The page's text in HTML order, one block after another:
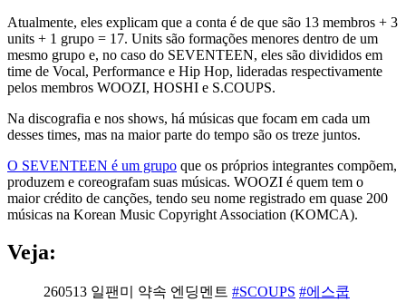
Atualmente, eles explicam que a conta é de que são 13 membros + 3
units + 1 grupo = 17. Units são formações menores dentro de um
mesmo grupo e, no caso do SEVENTEEN, eles são divididos em
time de Vocal, Performance e Hip Hop, lideradas respectivamente
pelos membros WOOZI, HOSHI e S.COUPS.
Na discografia e nos shows, há músicas que focam em cada um
desses times, mas na maior parte do tempo são os treze juntos.
O SEVENTEEN é um grupo que os próprios integrantes compõem,
produzem e coreografam suas músicas. WOOZI é quem tem o
maior crédito de canções, tendo seu nome registrado em quase 200
músicas na Korean Music Copyright Association (KOMCA).
Veja:
260513 일팬미 약속 엔딩멘트 #SCOUPS #에스쿱